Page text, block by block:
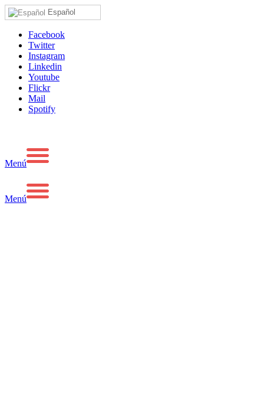
Español
Facebook
Twitter
Instagram
Linkedin
Youtube
Flickr
Mail
Spotify
Menú
Menú